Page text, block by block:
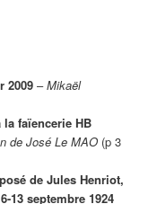
2009–Mikaël
faïencerie HB
de José Le MAO(p 3
de Jules Henriot,
13 septembre 1924